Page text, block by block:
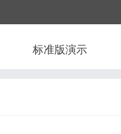
标准版演示